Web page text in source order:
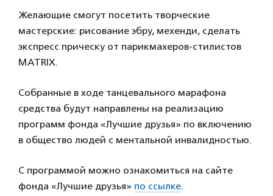
Желающие смогут посетить творческие
мастерские: рисование эбру, мехенди, сделать
экспресс прическу от парикмахеров-стилистов
MATRIX.
Собранные в ходе танцевального марафона
средства будут направлены на реализацию
программ фонда «Лучшие друзья» по включению
в общество людей с ментальной инвалидностью.
С программой можно ознакомиться на сайте
фонда «Лучшие друзья» по ссылке.